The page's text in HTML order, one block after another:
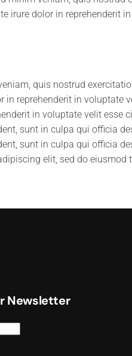
irure dolor in reprehenderit
quis nostrud
in reprehenderit in voluptate
in voluptate velit esse
sunt in culpa qui officia
sunt in culpa qui officia
elit, sed do
Newsletter